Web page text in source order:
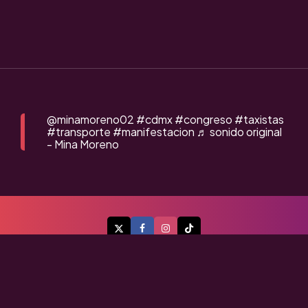
@minamoreno02 #cdmx#congreso #taxistas
#transporte #manifestacion ♬ sonido original
- Mina Moreno